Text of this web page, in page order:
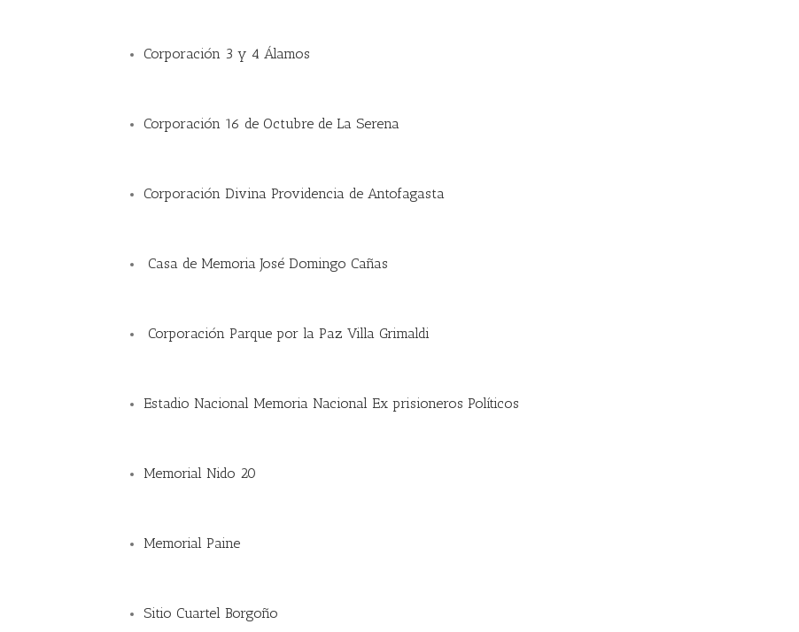
Corporación 3 y 4 Álamos
Corporación 16 de Octubre de La Serena
Corporación Divina Providencia de Antofagasta
Casa de Memoria José Domingo Cañas
Corporación Parque por la Paz Villa Grimaldi
Estadio Nacional Memoria Nacional Ex prisioneros Políticos
Memorial Nido 20
Memorial Paine
Sitio Cuartel Borgoño